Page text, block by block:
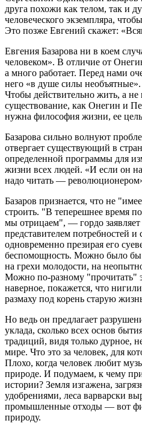
друга похожи как телом, так и
человеческого экземпляра,
Это позже Евгений скажет:
Евгения Базарова ни в коем
человеком». В отличие от
а много работает. Перед нами
него «в душе силы
Чтобы действительно жить, а не
существование, как Онегин и
нужна философия жизни, ее
Базарова сильно волнуют
отвергает существующий в
определенной программы для
жизни всех людей. «И если он
надо читать —
Базаров признается, что не
строить. "В теперешнее время
мы отрицаем", — гордо заявляет
представителем потребностей и
одновременно презирая его
беспомощность. Можно было бы
на грехи молодости, на
Можно по-разному "прочитать"
наверное, покажется, что
размаху под корень старую
Но ведь он предлагает
уклада, сколько всех основ
традиций, видя только дурное,
мире. Что это за человек, для
Плохо, когда человек любит
природе. И подумаем, к чему
истории? Земля изгажена,
удобрениями, леса варварски
промышленные отходы — вот
природу.